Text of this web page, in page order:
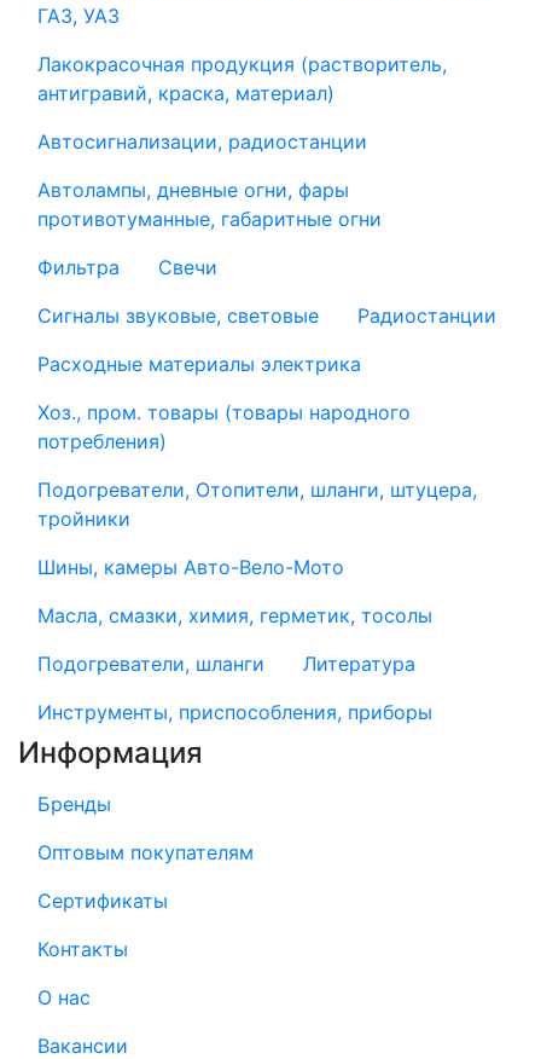
ГАЗ, УАЗ
Лакокрасочная продукция (растворитель,
антигравий, краска, материал)
Автосигнализации, радиостанции
Автолампы, дневные огни, фары
противотуманные, габаритные огни
Фильтра
Свечи
Сигналы звуковые, световые
Радиостанции
Расходные материалы электрика
Хоз., пром. товары (товары народного
потребления)
Подогреватели, Отопители, шланги, штуцера,
тройники
Шины, камеры Авто-Вело-Мото
Масла, смазки, химия, герметик, тосолы
Подогреватели, шланги
Литература
Инструменты, приспособления, приборы
Информация
Бренды
Оптовым покупателям
Сертификаты
Контакты
О нас
Вакансии